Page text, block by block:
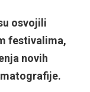
osvojili
festivalima,
novih